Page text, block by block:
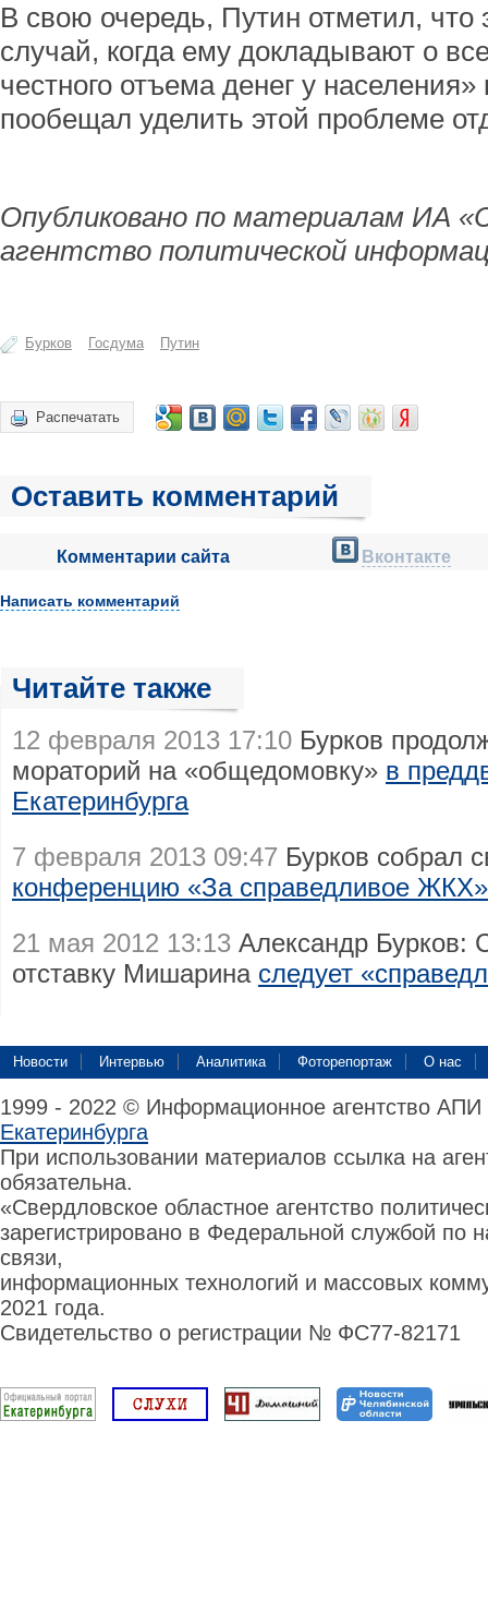
В свою очередь, Путин отметил, что
случай, когда ему докладывают о
честного отъема денег у
пообещал уделить этой проблеме
Опубликовано по материалам ИА
агентство политической
Бурков Госдума Путин
Распечатать
Оставить комментарий
Комментарии сайта Вконтакте
Написать комментарий
Читайте также
12 февраля 2013 17:10 Бурков
мораторий на «общедомовку» в
Екатеринбурга
7 февраля 2013 09:47 Бурков собрал
конференцию «За справедливое ЖКХ»
21 мая 2012 13:13 Александр Бурков:
отставку Мишарина следует
Новости Интервью Аналитика Фоторепортаж О нас
1999 - 2022 © Информационное агентство
Екатеринбурга
При использовании материалов ссылка на
обязательна.
«Свердловское областное агентство
зарегистрировано в Федеральной службой по
связи,
информационных технологий и массовых
2021 года.
Свидетельство о регистрации № ФС77-82171